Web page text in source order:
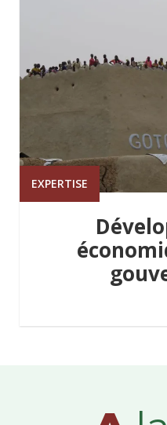
EXPERTISE